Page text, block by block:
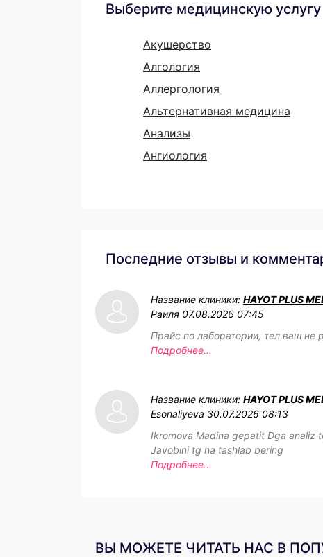
Выберите медицинскую услугу
Акушерство
Алгология
Аллергология
Альтернативная медицина
Анализы
Ангиология
Последние отзывы и
Название клиники: HAYOT PLUS
Раиля 07.08.2026 07:45
Прайс по лаборатории, тел ваш не
Подробнее...
Название клиники: HAYOT PLUS
Esonaliyeva 30.07.2026 08:13
Ikromova Madina gepatit Dga analiz
Javobini tg ha tashlab bering
Подробнее...
ВЫ МОЖЕТЕ ЧИТАТЬ НАС В